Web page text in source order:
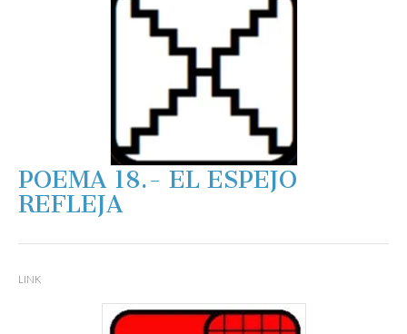
POEMA 18.- EL ESPEJO
REFLEJA
LINK